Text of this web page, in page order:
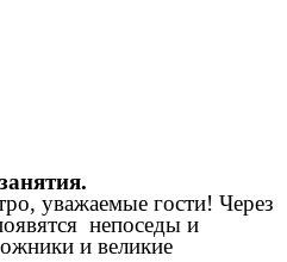
уважаемые гости! Через
непоседы и
и великие